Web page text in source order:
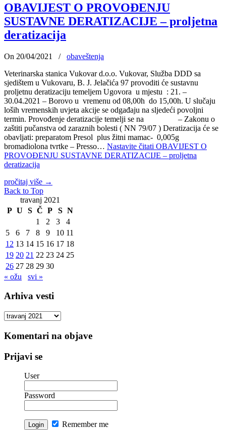
OBAVIJEST O PROVOĐENJU
SUSTAVNE DERATIZACIJE – proljetna
deratizacija
On 20/04/2021 /
obaveštenja
Veterinarska stanica Vukovar d.o.o. Vukovar, Služba DDD sa
sjedištem u Vukovaru, B. J. Jelačića 97 provoditi će sustavnu
proljetnu deratizaciju temeljem Ugovora u mjestu : 21. –
30.04.2021 – Borovo u vremenu od 08,00h do 15,00h. U slučaju
loših vremenskih uvjeta akcije se odgađaju na sljedeći povoljni
termin. Provođenje deratizacije temelji se na – Zakonu o
zaštiti pučanstva od zaraznih bolesti ( NN 79/07 ) Deratizacija će se
obavljati: preparatom Presol plus žitni mamac- 0,005g
bromadiolona tvrtke – Presso… Nastavite čitati OBAVIJEST O
PROVOĐENJU SUSTAVNE DERATIZACIJE – proljetna
deratizacija
pročitaj više →
Back to Top
travanj 2021
P U S Č P S N
1
2 3
4
5
6 7 8 9 10 11
12 13 14 15 16 17 18
19 20 21 22 23 24 25
26 27 28 29 30
« ožu
svi »
Arhiva vesti
Arhiva
Komentari na objave
Prijavi se
User
Password
Remember me